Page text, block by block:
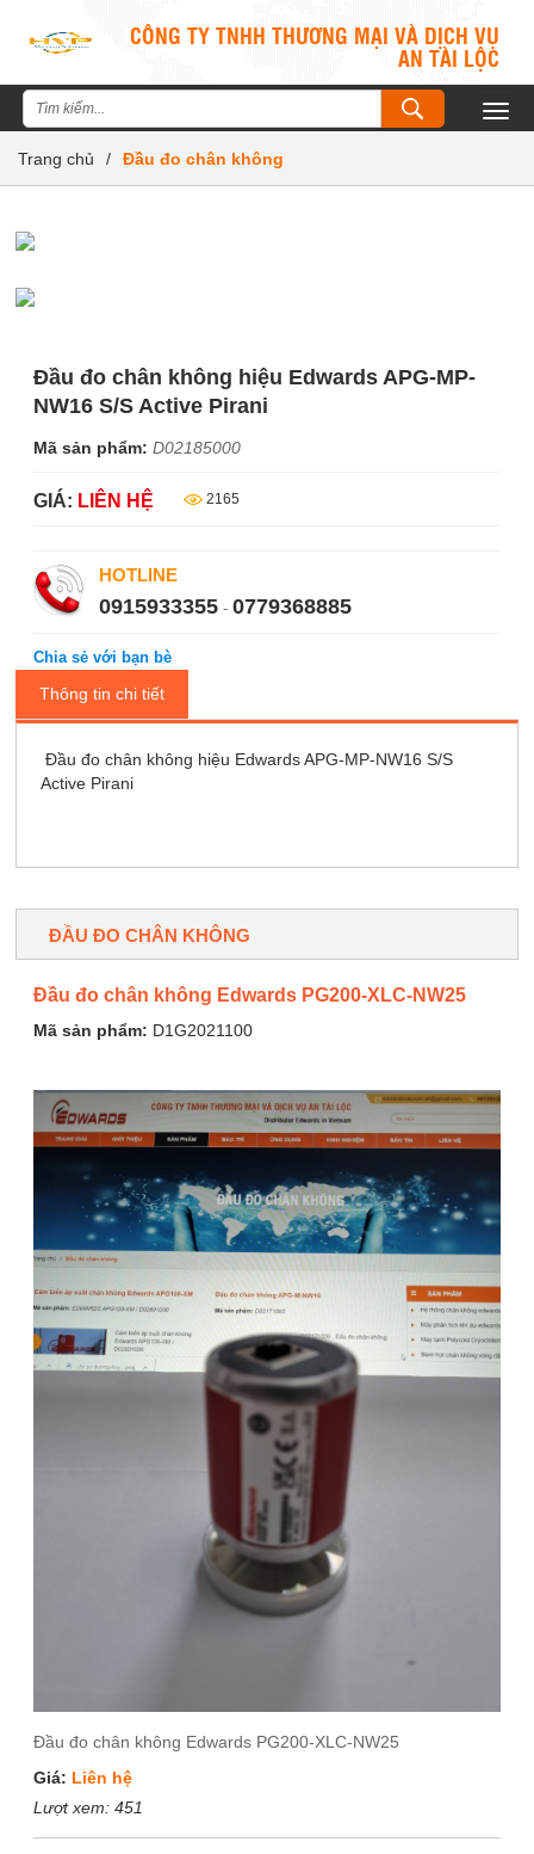
CÔNG TY TNHH THƯƠNG MẠI VÀ DỊCH VỤ
AN TÀI LỘC
Trang chủ
/ Đầu đo chân không
Đầu đo chân không hiệu Edwards APG-MP-
NW16 S/S Active Pirani
Mã sản phẩm:D02185000
GIÁ: LIÊN HỆ 2165
HOTLINE
0915933355 -0779368885
Chia sẻ với bạn bè
Thông tin chi tiết
Đầu đo chân không hiệu Edwards APG-MP-NW16 S/S
Active Pirani
ĐẦU ĐO CHÂN KHÔNG
Đầu đo chân không Edwards PG200-XLC-NW25
Mã sản phẩm: D1G2021100
Đầu đo chân không Edwards PG200-XLC-NW25
Giá: Liên hệ
Lượt xem:451